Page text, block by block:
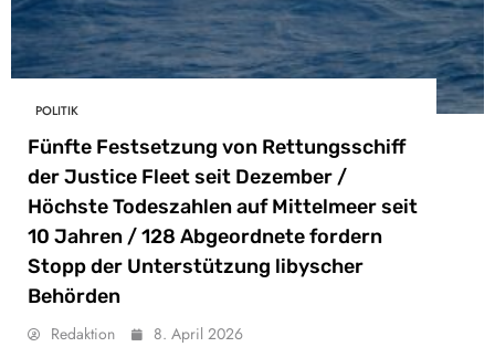
POLITIK
Fünfte Festsetzung von Rettungsschiff
der Justice Fleet seit Dezember /
Höchste Todeszahlen auf Mittelmeer seit
10 Jahren / 128 Abgeordnete fordern
Stopp der Unterstützung libyscher
Behörden
Redaktion 8. April 2026